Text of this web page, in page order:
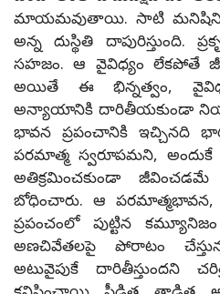
మాయమవుతాయి. సాటి మనిషిని
అన్న దుస్థితి దాపురిస్తుంది.
సహజం. ఆ వైవిధ్యం లేకపోతే
అయితే ఈ భిన్నత్వం,
అన్యాయానికి దారితీయకుండా
భావన ప్రపంచానికి ఇచ్చినది
పరమాత్మ స్వరూపమని, అందుకే
అతిక్రమించకుండా
బోధించారు. ఆ
ప్రపంచంలో పుట్టిన
అణచివేతలపై పోరాటం
అటువైపుకే దారితీస్తుందని